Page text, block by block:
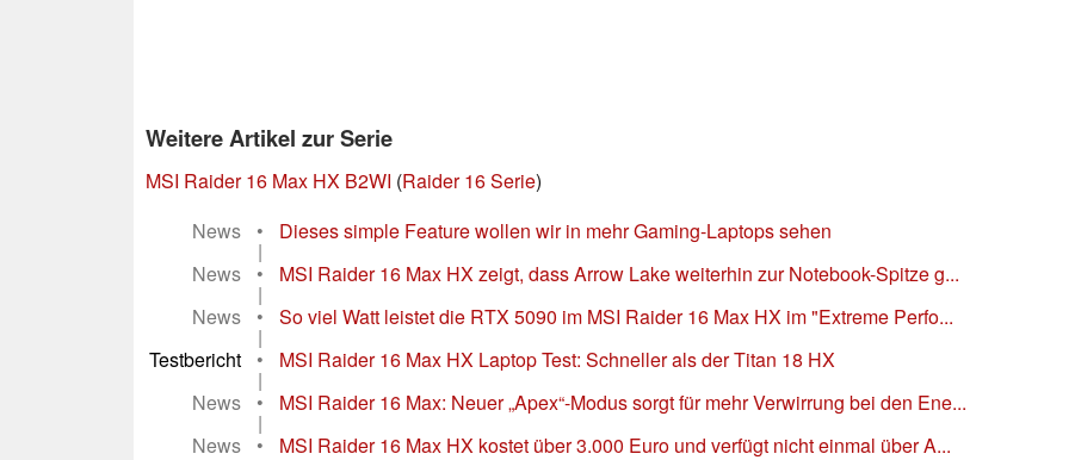
Weitere Artikel zur Serie
MSI Raider 16 Max HX B2WI (Raider 16 Serie)
News
• Dieses simple Feature wollen wir in mehr Gaming-Laptops sehen
|
News
• MSI Raider 16 Max HX zeigt, dass Arrow Lake weiterhin zur Notebook-Spitze g...
|
News
• So viel Watt leistet die RTX 5090 im MSI Raider 16 Max HX im "Extreme Perfo...
|
Testbericht
• MSI Raider 16 Max HX Laptop Test: Schneller als der Titan 18 HX
|
News
• MSI Raider 16 Max: Neuer „Apex“-Modus sorgt für mehr Verwirrung bei den Ene...
|
News
• MSI Raider 16 Max HX kostet über 3.000 Euro und verfügt nicht einmal über A...